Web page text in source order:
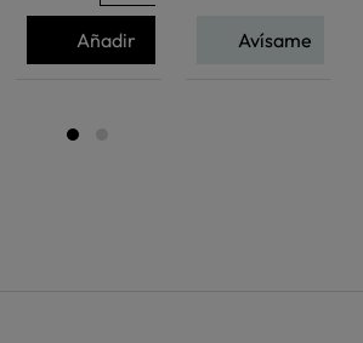
Añadir Avísame